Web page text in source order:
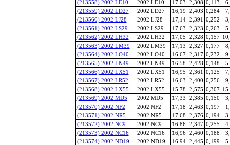
(213558) 2002 LE10
2002 LE10 17,03 2,308 0,113
(213559) 2002 LD27
2002 LD27 16,19 2,403 0,284
(213560) 2002 LJ28
2002 LJ28 17,14 2,391 0,252
(213561) 2002 LS29
2002 LS29 17,63 2,323 0,263
(213562) 2002 LH32
2002 LH32 17,05 2,328 0,157
(213563) 2002 LM39
2002 LM39 17,13 2,327 0,177
(213564) 2002 LO40
2002 LO40 16,67 2,317 0,232
(213565) 2002 LN49
2002 LN49 16,58 2,428 0,148
(213566) 2002 LX51
2002 LX51 16,95 2,361 0,125
(213567) 2002 LR52
2002 LR52 16,63 2,400 0,256
(213568) 2002 LX55
2002 LX55 15,78 2,575 0,307
(213569) 2002 MD5
2002 MD5 17,33 2,385 0,150
(213570) 2002 NF2
2002 NF2 17,18 2,463 0,197
(213571) 2002 NR5
2002 NR5 17,68 2,376 0,194
(213572) 2002 NC9
2002 NC9 16,86 2,347 0,255
(213573) 2002 NC16
2002 NC16 16,96 2,460 0,188
(213574) 2002 ND19
2002 ND19 16,94 2,445 0,199